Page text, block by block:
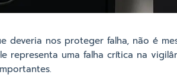
deveria nos proteger falha, não é
representa uma falha crítica na